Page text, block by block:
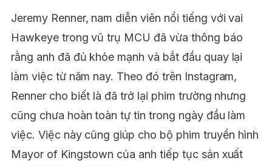
Jeremy Renner, nam diễn viên nổi tiếng với vai
Hawkeye trong vũ trụ MCU đã vừa thông báo
rằng anh đã đủ khỏe mạnh và bắt đầu quay lại
làm việc từ năm nay. Theo đó trên Instagram,
Renner cho biết là đã trở lại phim trường nhưng
cũng chưa hoàn toàn tự tin trong ngày đầu làm
việc. Việc này cũng giúp cho bộ phim truyền hình
Mayor of Kingstown của anh tiếp tục sản xuất